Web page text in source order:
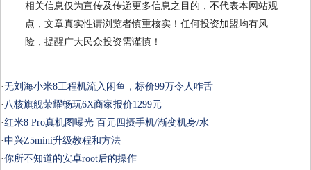
相关信息仅为宣传及传递更多信息之目的，不代表本网站观
点，文章真实性请浏览者慎重核实！任何投资加盟均有风
险，提醒广大民众投资需谨慎！
·无刘海小米8工程机流入闲鱼，标价99万令人咋舌
· 八核旗舰荣耀畅玩6X商家报价1299元
·红米8 Pro真机图曝光 百元四摄手机/渐变机身/水
·中兴Z5mini升级教程和方法
·你所不知道的安卓root后的操作